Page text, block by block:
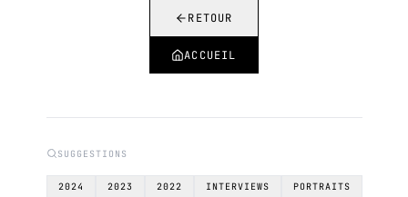
RETOUR
ACCUEIL
SUGGESTIONS
2024 2023 2022 INTERVIEWS PORTRAITS